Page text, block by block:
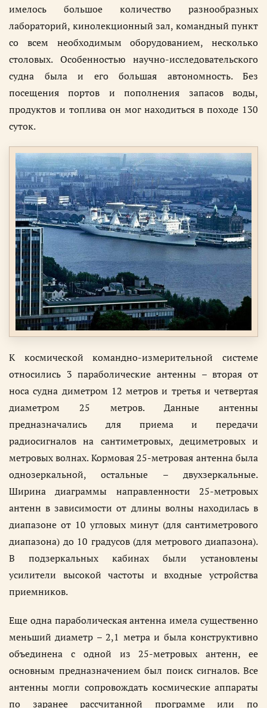
имелось большое количество разнообразных
лабораторий, кинолекционный зал, командный пункт
со всем необходимым оборудованием, несколько
столовых. Особенностью научно-исследовательского
судна была и его большая автономность. Без
посещения портов и пополнения запасов воды,
продуктов и топлива он мог находиться в походе 130
суток.
К космической командно-измерительной системе
относились 3 параболические антенны – вторая от
носа судна диметром 12 метров и третья и четвертая
диаметром 25 метров. Данные антенны
предназначались для приема и передачи
радиосигналов на сантиметровых, дециметровых и
метровых волнах. Кормовая 25-метровая антенна была
однозеркальной, остальные – двухзеркальные.
Ширина диаграммы направленности 25-метровых
антенн в зависимости от длины волны находилась в
диапазоне от 10 угловых минут (для сантиметрового
диапазона) до 10 градусов (для метрового диапазона).
В подзеркальных кабинах были установлены
усилители высокой частоты и входные устройства
приемников.
Еще одна параболическая антенна имела существенно
меньший диаметр – 2,1 метра и была конструктивно
объединена с одной из 25-метровых антенн, ее
основным предназначением был поиск сигналов. Все
антенны могли сопровождать космические аппараты
по заранее рассчитанной программе или по